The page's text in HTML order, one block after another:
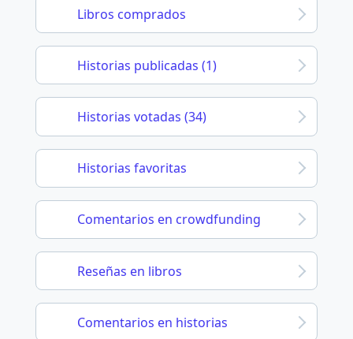
Libros comprados
Historias publicadas (1)
Historias votadas (34)
Historias favoritas
Comentarios en crowdfunding
Reseñas en libros
Comentarios en historias